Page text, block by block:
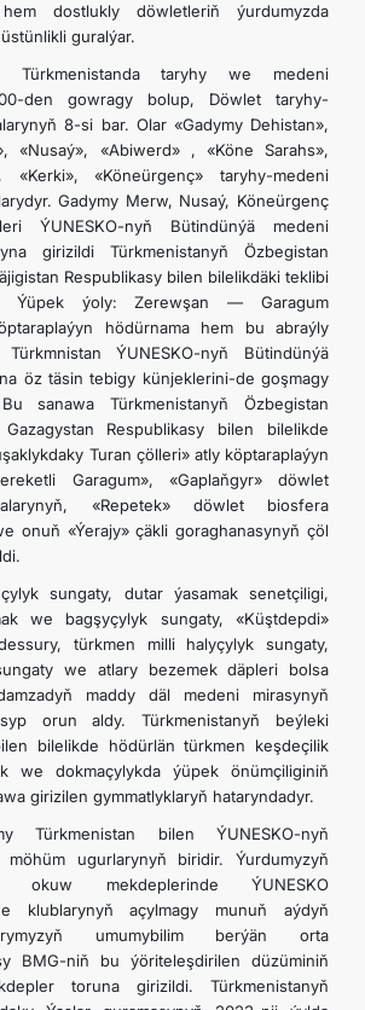
dostlukly döwletleriň ýurdumyzda
guralýar.
Türkmenistanda taryhy we medeni
den gowragy bolup, Döwlet taryhy-
8-si bar. Olar «Gadymy Dehistan»,
«Nusaý», «Abiwerd» , «Köne Sarahs»,
«Kerki», «Köneürgenç» taryhy-medeni
Gadymy Merw, Nusaý, Köneürgenç
ÝUNESKO-nyň Bütindünýä medeni
girizildi Türkmenistanyň Özbegistan
Respublikasy bilen bilelikdäki teklibi
Ýüpek ýoly: Zerewşan — Garagum
hödürnama hem bu abraýly
ÝUNESKO-nyň Bütindünýä
öz täsin tebigy künjeklerini-de goşmagy
sanawa Türkmenistanyň Özbegistan
Respublikasy bilen bilelikde
Turan çölleri» atly köptaraplaýyn
Garagum», «Gaplaňgyr» döwlet
«Repetek» döwlet biosfera
onuň «Ýerajy» çäkli goraghanasynyň çöl
sungaty, dutar ýasamak senetçiligi,
we bagşyçylyk sungaty, «Küştdepdi»
türkmen milli halyçylyk sungaty,
we atlary bezemek däpleri bolsa
maddy däl medeni mirasynyň
orun aldy. Türkmenistanyň beýleki
bilelikde hödürlän türkmen keşdeçilik
we dokmaçylykda ýüpek önümçiliginiň
girizilen gymmatlyklaryň hataryndadyr.
Türkmenistan bilen ÝUNESKO-nyň
möhüm ugurlarynyň biridir. Ýurdumyzyň
okuw mekdeplerinde ÝUNESKO
klublarynyň açylmagy munuň aýdyň
umumybilim berýän orta
BMG-niň bu ýöriteleşdirilen düzüminiň
toruna girizildi. Türkmenistanyň